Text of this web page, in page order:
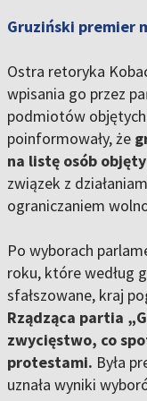
Gruziński premier
Ostra retoryka
wpisania go przez
podmiotów
poinformowały, że
na listę osób
związek z
ograniczaniem
Po wyborach
roku, które według
sfałszowane, kraj
Rządząca partia
zwycięstwo, co
protestami. Była
uznała wyniki